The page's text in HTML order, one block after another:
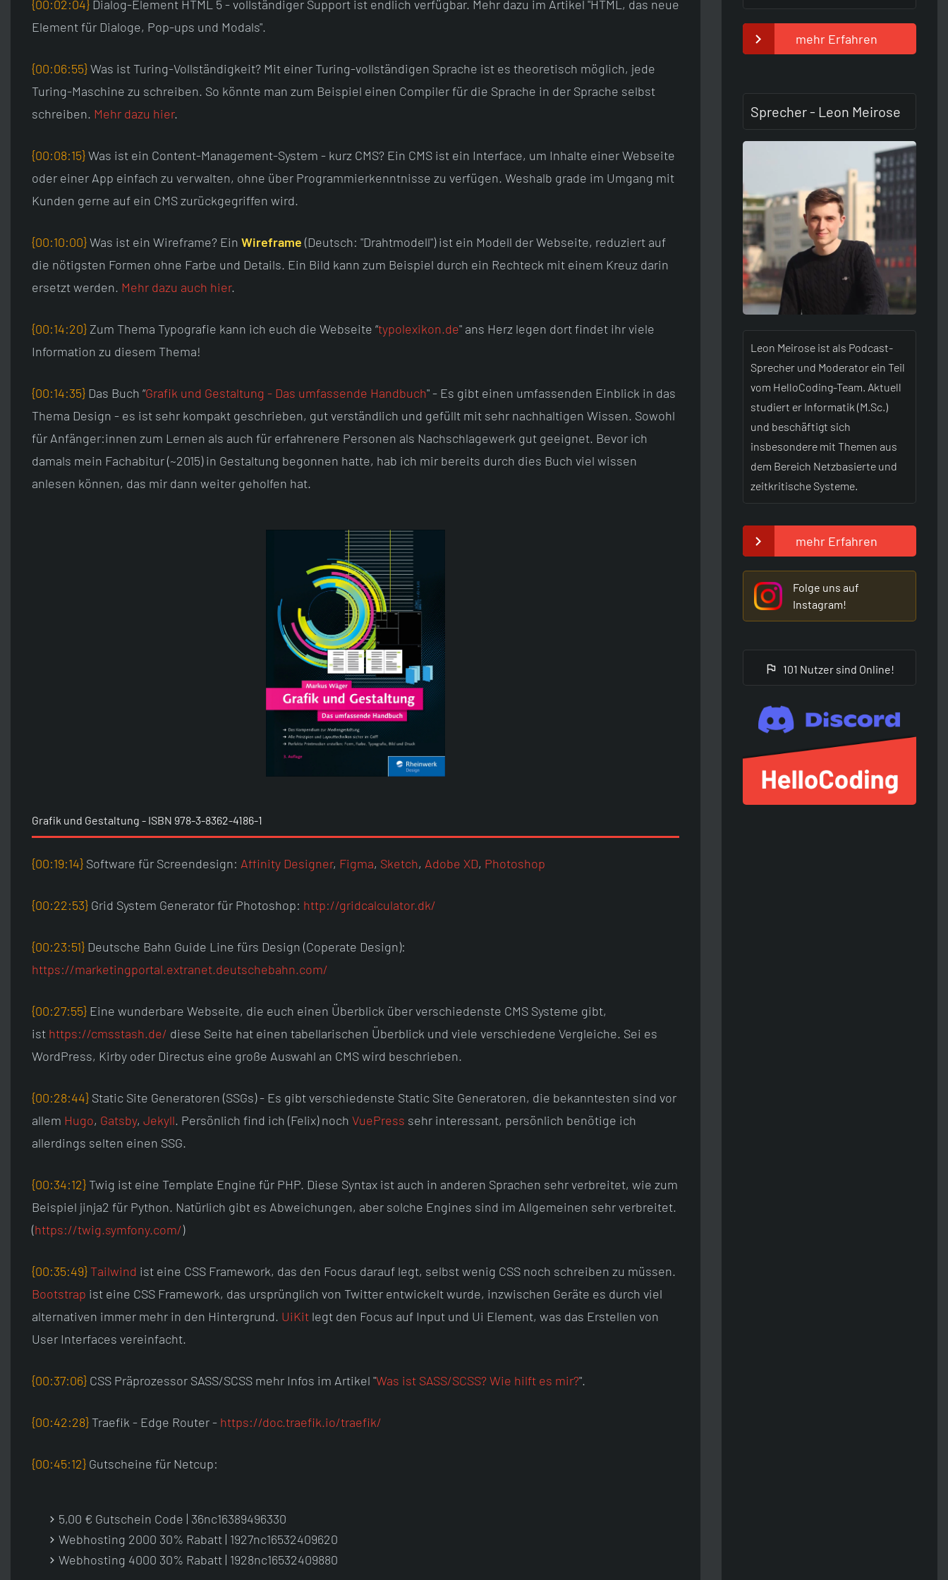
{00:02:04} Dialog-Element HTML 5 - vollständiger Support ist endlich verfügbar. Mehr dazu im Artikel "HTML, das neue
Element für Dialoge, Pop-ups und Modals".
{00:06:55}Was ist Turing-Vollständigkeit? Mit einer Turing-vollständigen Sprache ist es theoretisch möglich, jede
Turing-Maschine zu schreiben. So könnte man zum Beispiel einen Compiler für die Sprache in der Sprache selbst
schreiben. Mehr dazu hier.
{00:08:15}Was ist ein Content-Management-System - kurz CMS? Ein CMS ist ein Interface, um Inhalte einer Webseite
oder einer App einfach zu verwalten, ohne über Programmierkenntnisse zu verfügen. Weshalb grade im Umgang mit
Kunden gerne auf ein CMS zurückgegriffen wird.
{00:10:00}Was ist ein Wireframe? Ein Wireframe (Deutsch: "Drahtmodell") ist ein Modell der Webseite, reduziert auf
die nötigsten Formen ohne Farbe und Details. Ein Bild kann zum Beispiel durch ein Rechteck mit einem Kreuz darin
ersetzt werden. Mehr dazu auch hier.
{00:14:20} Zum Thema Typografie kann ich euch die Webseite “typolexikon.de" ans Herz legen dort findet ihr viele
Information zu diesem Thema!
{00:14:35} Das Buch “Grafik und Gestaltung - Das umfassende Handbuch" - Es gibt einen umfassenden Einblick in das
Thema Design - es ist sehr kompakt geschrieben, gut verständlich und gefüllt mit sehr nachhaltigen Wissen. Sowohl
für Anfänger:innen zum Lernen als auch für erfahrenere Personen als Nachschlagewerk gut geeignet. Bevor ich
damals mein Fachabitur (~2015) in Gestaltung begonnen hatte, hab ich mir bereits durch dies Buch viel wissen
anlesen können, das mir dann weiter geholfen hat.
Grafik und Gestaltung - ISBN 978-3-8362-4186-1
{00:19:14} Software für Screendesign: Affinity Designer, Figma, Sketch, Adobe XD, Photoshop
{00:22:53} Grid System Generator für Photoshop: http://gridcalculator.dk/
{00:23:51} Deutsche Bahn Guide Line fürs Design (Coperate Design):
https://marketingportal.extranet.deutschebahn.com/
{00:27:55} Eine wunderbare Webseite, die euch einen Überblick über verschiedenste CMS Systeme gibt,
ist https://cmsstash.de/ diese Seite hat einen tabellarischen Überblick und viele verschiedene Vergleiche. Sei es
WordPress, Kirby oder Directus eine große Auswahl an CMS wird beschrieben.
{00:28:44} Static Site Generatoren (SSGs) - Es gibt verschiedenste Static Site Generatoren, die bekanntesten sind vor
allem Hugo, Gatsby, Jekyll. Persönlich find ich (Felix) noch VuePress sehr interessant, persönlich benötige ich
allerdings selten einen SSG.
{00:34:12} Twig ist eine Template Engine für PHP. Diese Syntax ist auch in anderen Sprachen sehr verbreitet, wie zum
Beispiel jinja2 für Python. Natürlich gibt es Abweichungen, aber solche Engines sind im Allgemeinen sehr verbreitet.
(https://twig.symfony.com/)
{00:35:49} Tailwind ist eine CSS Framework, das den Focus darauf legt, selbst wenig CSS noch schreiben zu müssen.
Bootstrap ist eine CSS Framework, das ursprünglich von Twitter entwickelt wurde, inzwischen Geräte es durch viel
alternativen immer mehr in den Hintergrund. UiKit legt den Focus auf Input und Ui Element, was das Erstellen von
User Interfaces vereinfacht.
{00:37:06} CSS Präprozessor SASS/SCSS mehr Infos im Artikel "Was ist SASS/SCSS? Wie hilft es mir?".
{00:42:28} Traefik - Edge Router - https://doc.traefik.io/traefik/
{00:45:12} Gutscheine für Netcup:
5,00 € Gutschein Code | 36nc16389496330
Webhosting 2000 30% Rabatt | 1927nc16532409620
Webhosting 4000 30% Rabatt | 1928nc16532409880
mehr Erfahren
Sprecher - Leon Meirose
Leon Meirose ist als Podcast-
Sprecher und Moderator ein Teil
vom HelloCoding-Team. Aktuell
studiert er Informatik (M.Sc.)
und beschäftigt sich
insbesondere mit Themen aus
dem Bereich Netzbasierte und
zeitkritische Systeme.
mehr Erfahren
Folge uns auf
Instagram!
101 Nutzer sind Online!